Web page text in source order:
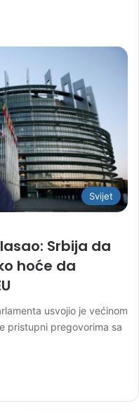
Svijet
Srbija da
hoće da
usvojio je većinom
pristupni pregovorima sa